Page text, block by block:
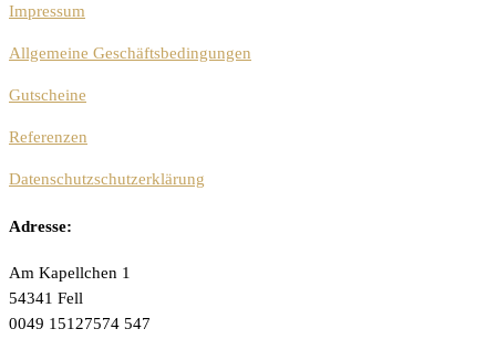
Impressum
Allgemeine Geschäftsbedingungen
Gutscheine
Referenzen
Datenschutzschutzerklärung
Adresse:
Am Kapellchen 1
54341 Fell
0049 15127574 547